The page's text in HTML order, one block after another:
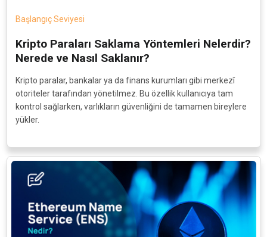
Başlangıç Seviyesi
Kripto Paraları Saklama Yöntemleri Nelerdir?
Nerede ve Nasıl Saklanır?
Kripto paralar, bankalar ya da finans kurumları gibi merkezî
otoriteler tarafından yönetilmez. Bu özellik kullanıcıya tam
kontrol sağlarken, varlıkların güvenliğini de tamamen bireylere
yükler.